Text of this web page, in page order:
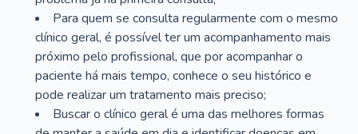
Para quem se consulta regularmente com o mesmo
clínico geral, é possível ter um acompanhamento mais
próximo pelo profissional, que por acompanhar o
paciente há mais tempo, conhece o seu histórico e
pode realizar um tratamento mais preciso;
Buscar o clínico geral é uma das melhores formas